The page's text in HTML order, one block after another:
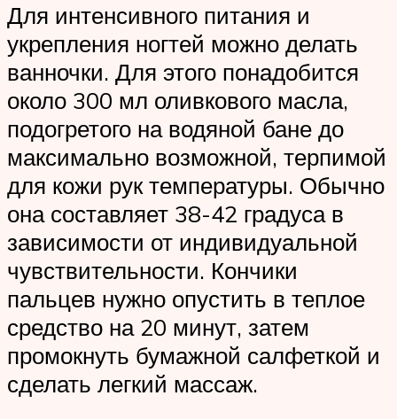
Для интенсивного питания и
укрепления ногтей можно делать
ванночки. Для этого понадобится
около 300 мл оливкового масла,
подогретого на водяной бане до
максимально возможной, терпимой
для кожи рук температуры. Обычно
она составляет 38-42 градуса в
зависимости от индивидуальной
чувствительности. Кончики
пальцев нужно опустить в теплое
средство на 20 минут, затем
промокнуть бумажной салфеткой и
сделать легкий массаж.